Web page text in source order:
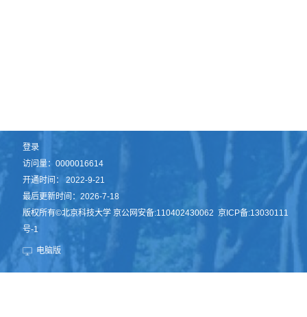
登录
访问量：0000016614
开通时间：2022-9-21
最后更新时间：2026-7-18
版权所有©北京科技大学 京公网安备:110402430062 京ICP备:13030111
号-1
电脑版